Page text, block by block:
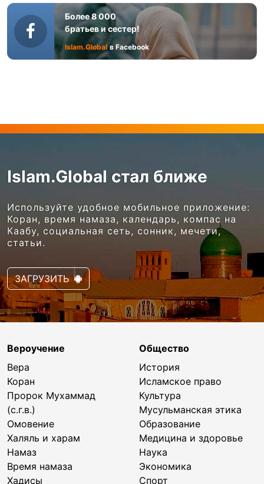
Более 8 000
братьев и сестер!
Islam.Global в Facebook
Islam.Global стал ближе
Используйте удобное мобильное приложение:
Коран, время намаза, календарь, компас на
Каабу, социальная сеть, сонник, мечети,
статьи.
ЗАГРУЗИТЬ
Вероучение
Вера
Коран
Пророк Мухаммад
(с.г.в.)
Омовение
Халяль и харам
Намаз
Время намаза
Хадисы
Общество
История
Исламское право
Культура
Мусульманская этика
Образование
Медицина и здоровье
Наука
Экономика
Спорт